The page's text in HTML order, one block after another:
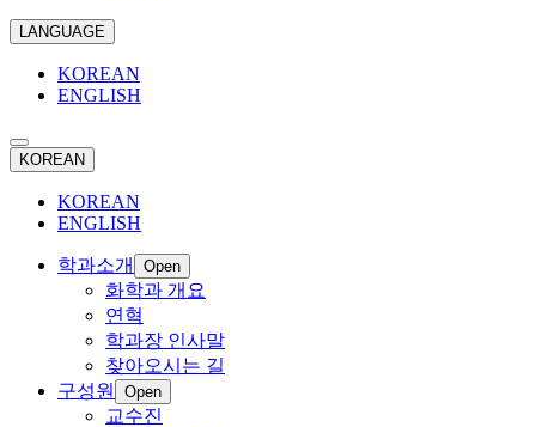
LANGUAGE
KOREAN
ENGLISH
KOREAN
KOREAN
ENGLISH
학과소개 Open
화학과 개요
연혁
학과장 인사말
찾아오시는 길
구성원
Open
교수진